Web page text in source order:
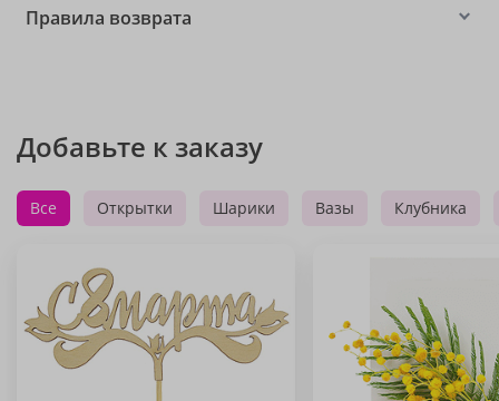
Правила возврата
Добавьте к заказу
Все Открытки Шарики Вазы Клубника